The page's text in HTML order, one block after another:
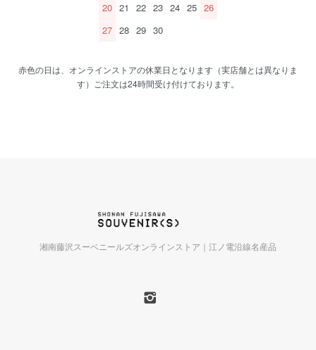
20 21 22 23 24 25 26
27 28 29 30
赤色の日は、オンラインストアの休業日となります（実店舗とは異なりま
す）ご注文は24時間受け付けております。
湘南藤沢スーベニールズオンラインストア｜江ノ電沿線名産品